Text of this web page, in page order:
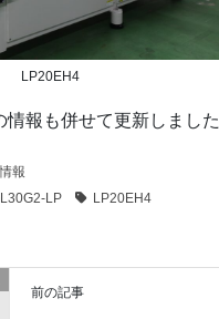
LP20EH4
報も併せて更新しました
報
LP LP20EH4
前の記事